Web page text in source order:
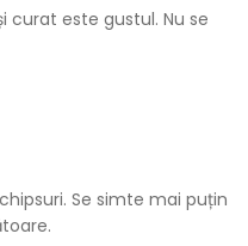
curat este gustul. Nu se
Se simte mai puțin